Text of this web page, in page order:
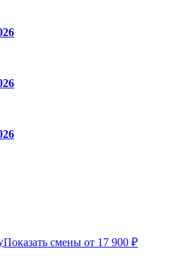
Показать смены от 17 900 ₽